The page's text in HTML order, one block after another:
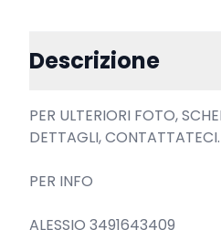
Descrizione
PER ULTERIORI FOTO,
DETTAGLI, CONTATTATECI.
PER INFO
ALESSIO 3491643409